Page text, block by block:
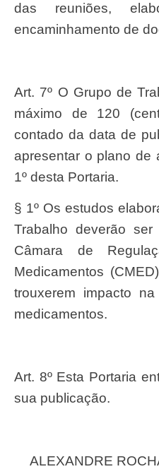
das reuniões,
encaminhamento de
Art. 7º O Grupo de Trabalho deverá, no prazo
máximo de 120
contado da data de
apresentar o plano de
1º desta Portaria.
§ 1º Os estudos
Trabalho deverão
Câmara de
Medicamentos
trouxerem impacto
medicamentos.
Art. 8º Esta Portaria entra em vigor na data de
sua publicação.
ALEXANDRE